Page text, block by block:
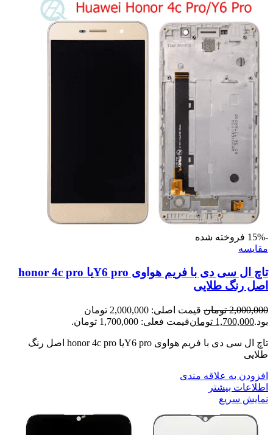
-15%
فروخته شده
مقايسه
تاچ ال سی دی با فریم هواوی Y6 proیا honor 4c pro
اصل رنگ طلایی
2,000,000 تومان
قیمت اصلی: 2,000,000 تومان
بود.1,700,000 تومانقیمت فعلی: 1,700,000 تومان.
تاچ ال سی دی با فریم هواوی Y6 proیا honor 4c pro اصل رنگ
طلایی
افزودن به علاقه مندی
اطلاعات بیشتر
نمایش سریع